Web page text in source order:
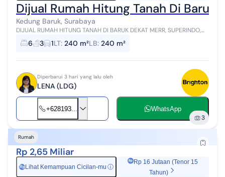
Dijual Rumah Hitung Tanah Di Baruk
Kedung Baruk, Surabaya
DIJUAL RUMAH HITUNG TANAH DI BARUK DEKAT MERR, SUPERINDO,
EXCELSO, IPH, RS GOTONG ROYONG Akses Mudah, Lingkungan
Nyaman, Dekat ke jalan raya & fas...
6 3 1LT: 240 m²LB: 240 m²
Diperbarui 3 hari yang lalu oleh
LENA (LDG)
+628193... WhatsApp
3
Rumah
Rp 2,65 Miliar
Rp Lihat Kemampuan Cicilan-mu ⓘ
Rp 16 Jutaan (Tenor 15
Tahun)